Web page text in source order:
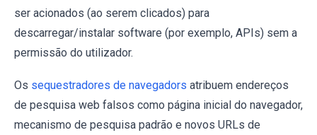
ser acionados (ao serem clicados) para
descarregar/instalar software (por exemplo, APIs) sem a
permissão do utilizador.
Os sequestradores de navegadors atribuem endereços
de pesquisa web falsos como página inicial do navegador,
mecanismo de pesquisa padrão e novos URLs de